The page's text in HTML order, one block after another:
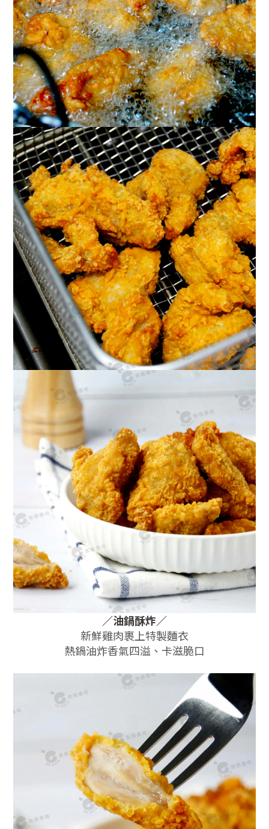
／油鍋酥炸／
新鮮雞肉裹上特製麵衣
熱鍋油炸香氣四溢、卡滋脆口